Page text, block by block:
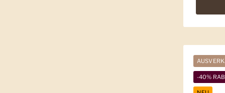
-40%